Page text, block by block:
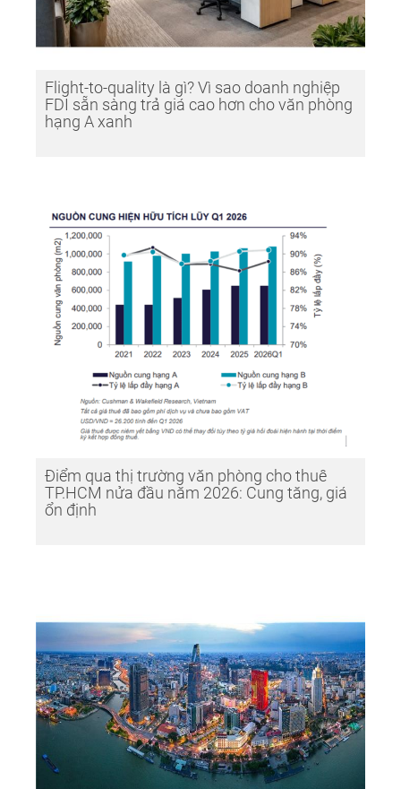
Flight-to-quality là gì? Vì sao doanh nghiệp
FDI sẵn sàng trả giá cao hơn cho văn phòng
hạng A xanh
Điểm qua thị trường văn phòng cho thuê
TP.HCM nửa đầu năm 2026: Cung tăng, giá
ổn định